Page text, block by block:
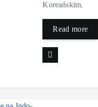
Koreańskim.
Read more